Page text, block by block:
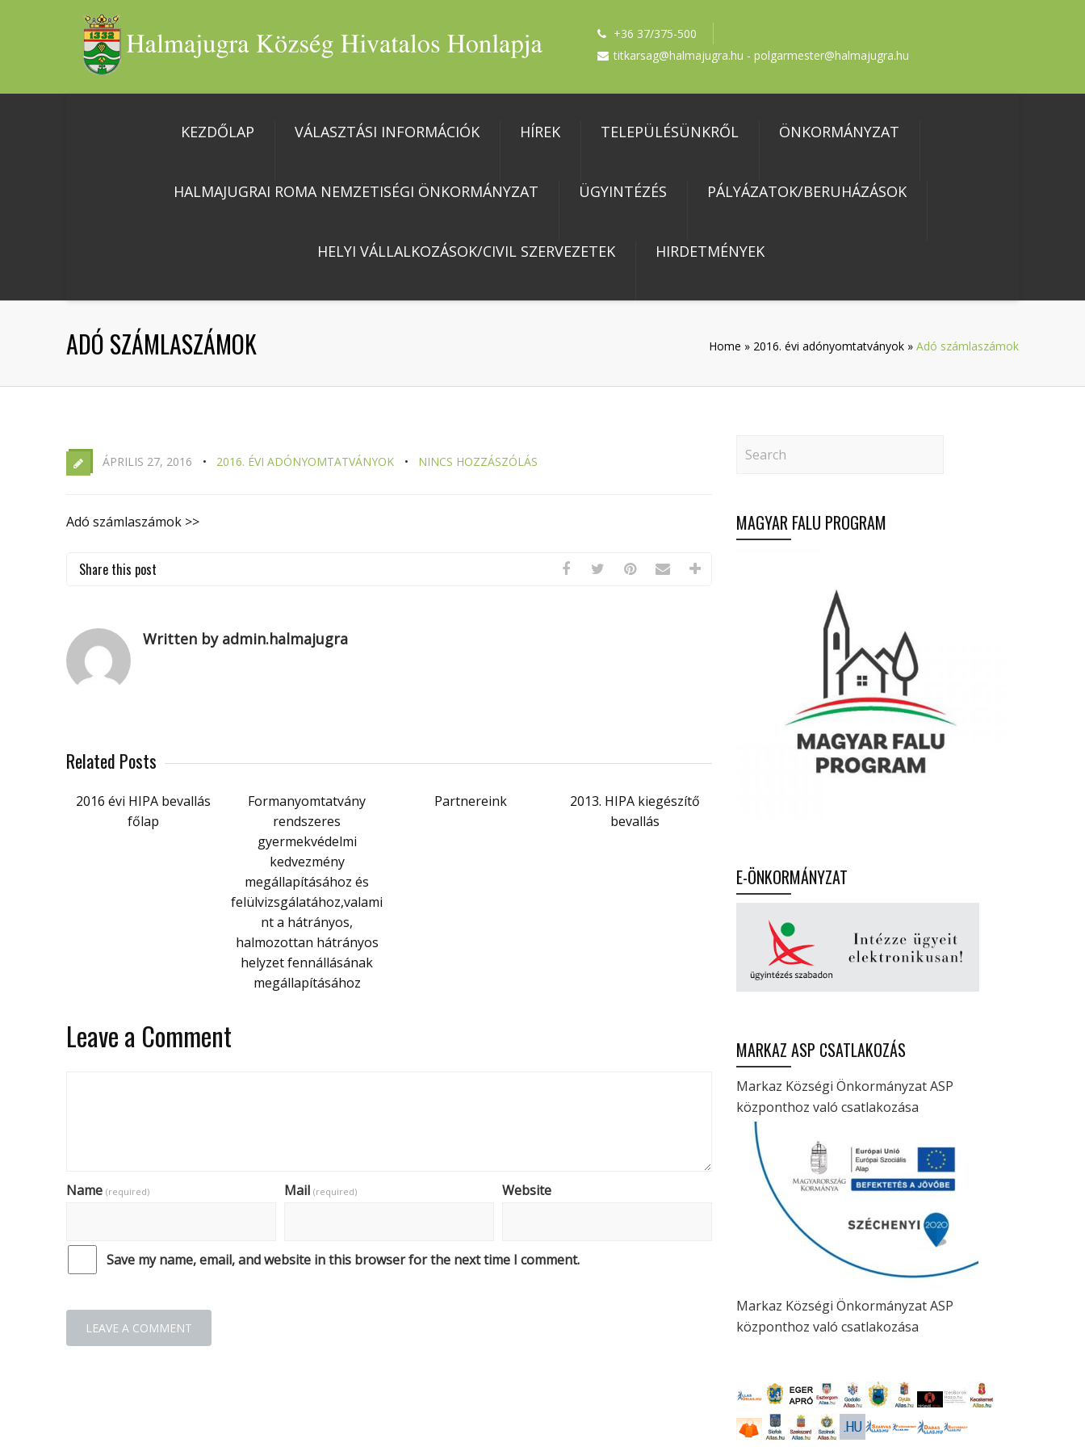
+36 37/375-500
titkarsag@halmajugra.hu - polgarmester@halmajugra.hu
KEZDŐLAP VÁLASZTÁSI INFORMÁCIÓK HÍREK TELEPÜLÉSÜNKRŐL ÖNKORMÁNYZAT
HALMAJUGRAI ROMA NEMZETISÉGI ÖNKORMÁNYZAT ÜGYINTÉZÉS PÁLYÁZATOK/BERUHÁZÁSOK
HELYI VÁLLALKOZÁSOK/CIVIL SZERVEZETEK HIRDETMÉNYEK
ADÓ SZÁMLASZÁMOK Home » 2016. évi adónyomtatványok » Adó számlaszámok
ÁPRILIS 27, 2016 2016. ÉVI ADÓNYOMTATVÁNYOK NINCS HOZZÁSZÓLÁS
Adó számlaszámok >>
Share this post
Written by admin.halmajugra
Related Posts
2016 évi HIPA bevallás
főlap
Formanyomtatvány
rendszeres
gyermekvédelmi
kedvezmény
megállapításához és
felülvizsgálatához,valami
nt a hátrányos,
halmozottan hátrányos
helyzet fennállásának
megállapításához
Partnereink
2013. HIPA kiegészítő
bevallás
Leave a Comment
Name (required) Mail (required) Website
Save my name, email, and website in this browser for the next time I comment.
MAGYAR FALU PROGRAM
E-ÖNKORMÁNYZAT
MARKAZ ASP CSATLAKOZÁS
Markaz Községi Önkormányzat ASP
központhoz való csatlakozása
Markaz Községi Önkormányzat ASP
központhoz való csatlakozása